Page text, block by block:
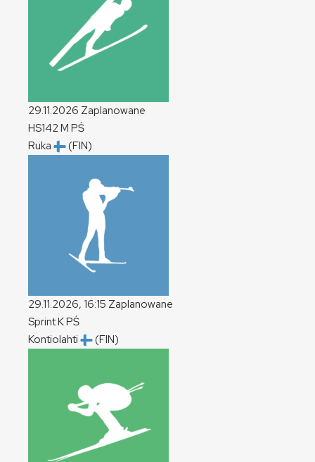
29.11.2026 Zaplanowane
HS142M PŚ
Ruka
(FIN)
29.11.2026, 16:15 Zaplanowane
SprintKPŚ
Kontiolahti
(FIN)